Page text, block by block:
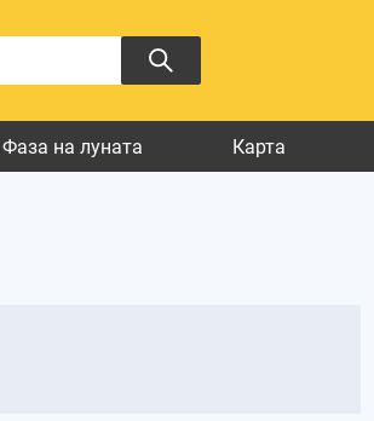
Фаза на луната Карта